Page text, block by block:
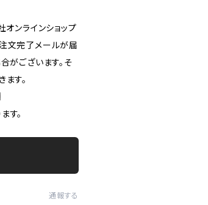
オンラインショップ
文完了メールが届
がございます。そ
す。
す。
通報する